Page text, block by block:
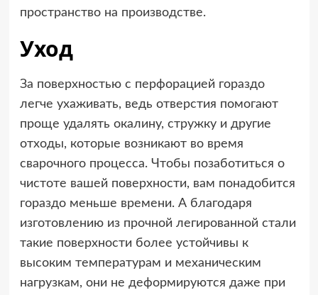
пространство на производстве.
Уход
За поверхностью с перфорацией гораздо
легче ухаживать, ведь отверстия помогают
проще удалять окалину, стружку и другие
отходы, которые возникают во время
сварочного процесса. Чтобы позаботиться о
чистоте вашей поверхности, вам понадобится
гораздо меньше времени. А благодаря
изготовлению из прочной легированной стали
такие поверхности более устойчивы к
высоким температурам и механическим
нагрузкам, они не деформируются даже при